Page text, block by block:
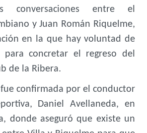
conversaciones entre el
y Juan Román Riquelme,
en la que hay voluntad de
para concretar el regreso del
de la Ribera.
confirmada por el conductor
Daniel Avellaneda, en
donde aseguró que existe un